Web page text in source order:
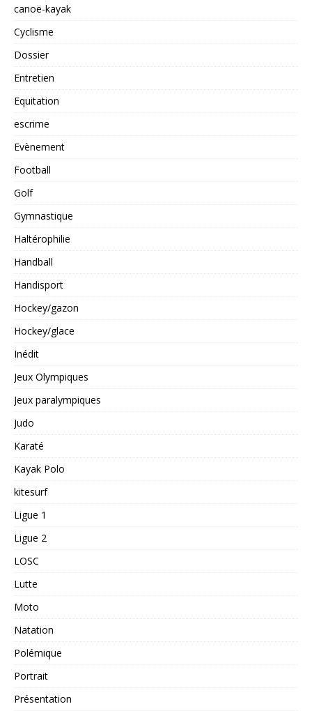
canoë-kayak
Cyclisme
Dossier
Entretien
Equitation
escrime
Evènement
Football
Golf
Gymnastique
Haltérophilie
Handball
Handisport
Hockey/gazon
Hockey/glace
Inédit
Jeux Olympiques
Jeux paralympiques
Judo
Karaté
Kayak Polo
kitesurf
Ligue 1
Ligue 2
LOSC
Lutte
Moto
Natation
Polémique
Portrait
Présentation